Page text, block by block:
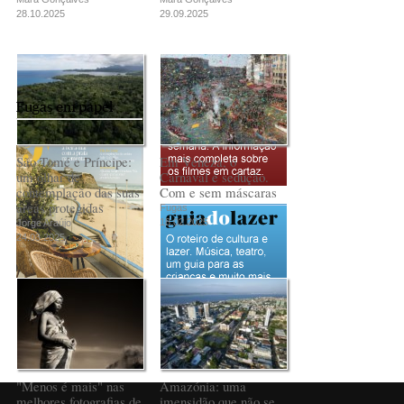
28.10.2025
29.09.2025
São Tomé e Príncipe:
um olhar de
contemplação das suas
áreas protegidas
Jorge Araújo
24.03.2025
Em Veneza, o
Carnaval é sedução.
Com e sem máscaras
Fugas
18.02.2025
"Menos é mais" nas
Amazónia: uma
Fugas em papel
PUB